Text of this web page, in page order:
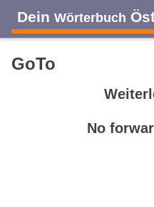
Dein Wörterbuch
GoTo
No